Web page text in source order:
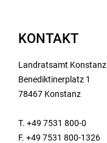
KONTAKT
Landratsamt Konstanz
Benediktinerplatz 1
78467 Konstanz
T. +49 7531 800-0
F. +49 7531 800-1326